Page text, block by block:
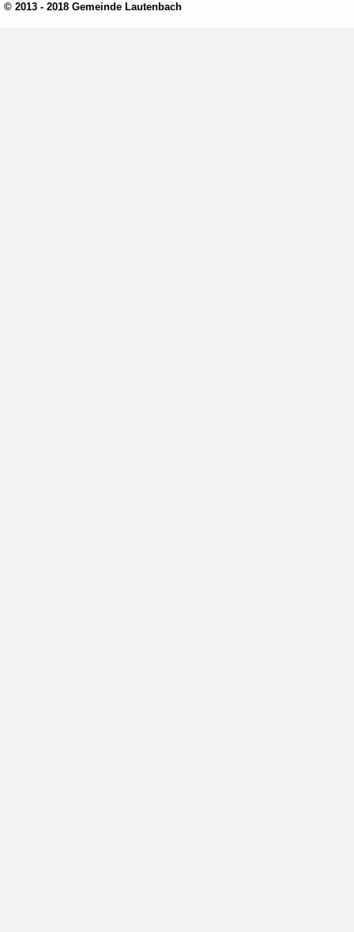
© 2013 - 2018 Gemeinde Lautenbach